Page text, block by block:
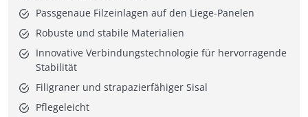
Passgenaue Filzeinlagen auf den Liege-Panelen
Robuste und stabile Materialien
Innovative Verbindungstechnologie für hervorragende
Stabilität
Filigraner und strapazierfähiger Sisal
Pflegeleicht